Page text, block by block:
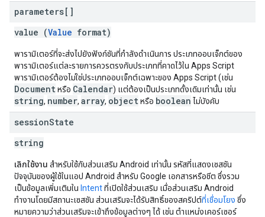
parameters[]
value (Value format)
พารามิเตอร์ที่จะส่งไปยังฟังก์ชันที่กำลังดำเนินการ ประเภทออบเจ็กต์ของ
พารามิเตอร์แต่ละรายการควรตรงกับประเภทที่คาดไว้ใน Apps Script
พารามิเตอร์ต้องไม่ใช่ประเภทออบเจ็กต์เฉพาะของ Apps Script (เช่น
Documentหรือ Calendar) แต่ต้องเป็นประเภทดั้งเดิมเท่านั้น เช่น
string, number, array, objectหรือ boolean ไม่บังคับ
sessionState
string
เลิกใช้งาน สำหรับใช้กับส่วนเสริม Android เท่านั้น รหัสที่แสดงเซสชัน
ปัจจุบันของผู้ใช้ในแอป Android สำหรับ Google เอกสารหรือชีต ซึ่งรวม
เป็นข้อมูลเพิ่มเติมใน Intentที่เปิดใช้ส่วนเสริม เมื่อส่วนเสริม Android
ทำงานโดยมีสถานะเซสชัน ส่วนเสริมจะได้รับสิทธิ์ของสคริปต์ที่เชื่อมโยง ซึ่ง
หมายความว่าส่วนเสริมจะเข้าถึงข้อมูลต่างๆ ได้ เช่น ตำแหน่งเคอร์เซอร์